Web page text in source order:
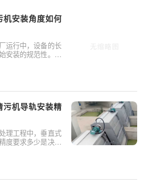
安装角度如何
运行中，设备的长
安装的规范性。对
言，其倾斜度直接
机导轨安装精
理工程中，垂直式
度要求多少是决定
**。导轨作为耙斗